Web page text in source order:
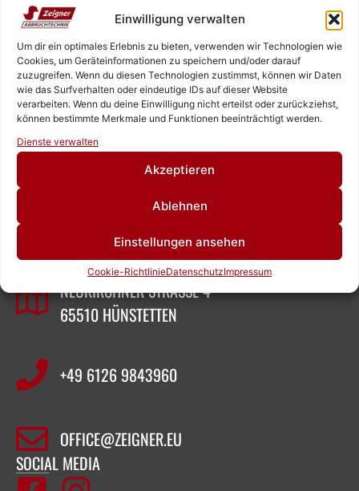
Einwilligung verwalten
Um dir ein optimales Erlebnis zu bieten, verwenden wir Technologien wie
Cookies, um Geräteinformationen zu speichern und/oder darauf
zuzugreifen. Wenn du diesen Technologien zustimmst, können wir Daten
wie das Surfverhalten oder eindeutige IDs auf dieser Website
verarbeiten. Wenn du deine Einwilligung nicht erteilst oder zurückziehst,
können bestimmte Merkmale und Funktionen beeinträchtigt werden.
Dienste verwalten
Akzeptieren
Ablehnen
Einstellungen ansehen
Cookie-RichtlinieDatenschutzImpressum
ZEIGNER ABBRUCHTECHNIK
SASCHA ZEIGNER
NEUKIRCHNER STRASSE 4
65510 HÜNSTETTEN
+49 6126 9843960‬
OFFICE@ZEIGNER.EU
SOCIAL MEDIA
Rufen Sie uns an!